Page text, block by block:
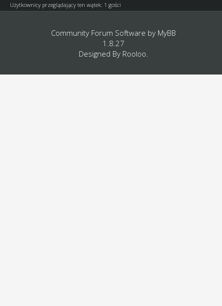
Użytkownicy przeglądający ten wątek: 1 gości
Community Forum Software by MyBB
1.8.27
Designed By Rooloo